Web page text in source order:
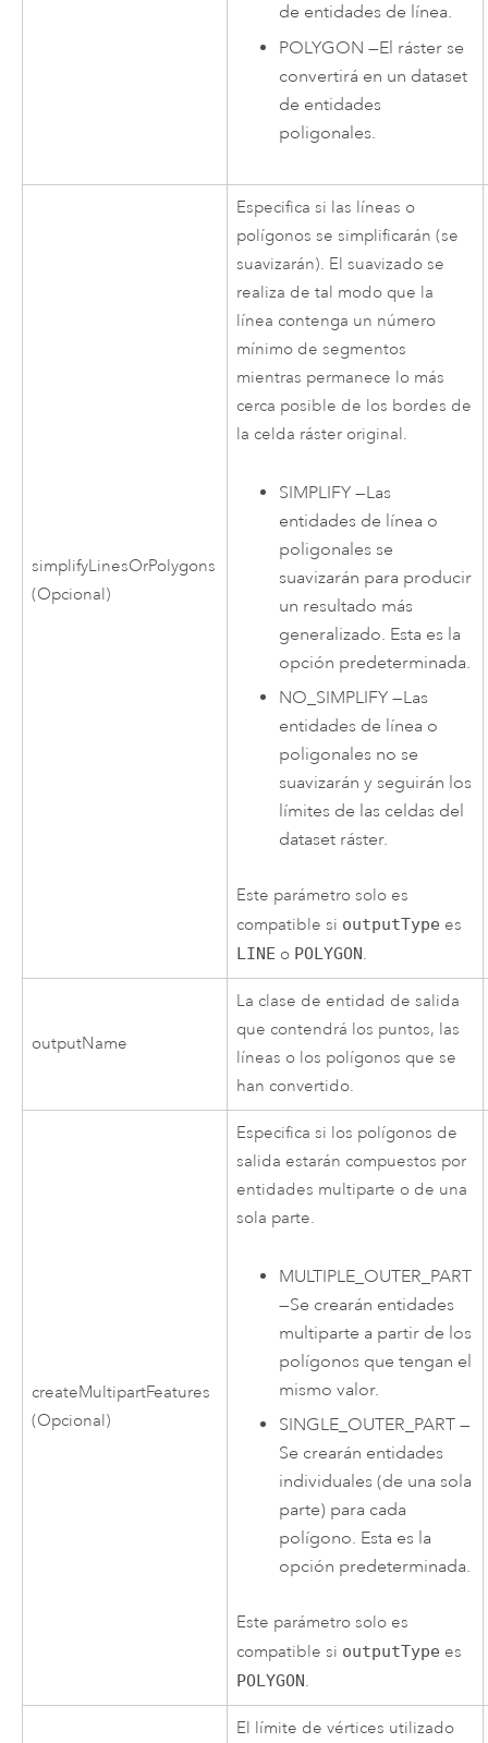
de entidades de línea.
POLYGON —El ráster se
convertirá en un dataset
de entidades
poligonales.
simplifyLinesOrPolygons
(Opcional)
Especifica si las líneas o
polígonos se simplificarán (se
suavizarán). El suavizado se
realiza de tal modo que la
línea contenga un número
mínimo de segmentos
mientras permanece lo más
cerca posible de los bordes de
la celda ráster original.
SIMPLIFY —Las
entidades de línea o
poligonales se
suavizarán para producir
un resultado más
generalizado. Esta es la
opción predeterminada.
NO_SIMPLIFY —Las
entidades de línea o
poligonales no se
suavizarán y seguirán los
límites de las celdas del
dataset ráster.
Este parámetro solo es
compatible si outputType es
LINE o POLYGON.
outputName
La clase de entidad de salida
que contendrá los puntos, las
líneas o los polígonos que se
han convertido.
createMultipartFeatures
(Opcional)
Especifica si los polígonos de
salida estarán compuestos por
entidades multiparte o de una
sola parte.
MULTIPLE_OUTER_PART
—Se crearán entidades
multiparte a partir de los
polígonos que tengan el
mismo valor.
SINGLE_OUTER_PART —
Se crearán entidades
individuales (de una sola
parte) para cada
polígono. Esta es la
opción predeterminada.
Este parámetro solo es
compatible si outputType es
POLYGON.
El límite de vértices utilizado